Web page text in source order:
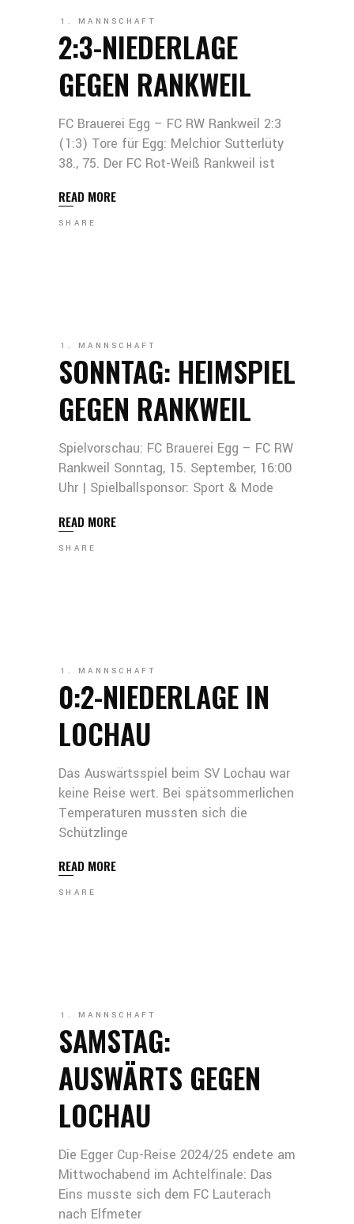
1. MANNSCHAFT
2:3-NIEDERLAGE
GEGEN RANKWEIL
FC Brauerei Egg – FC RW Rankweil 2:3
(1:3) Tore für Egg: Melchior Sutterlüty
38., 75. Der FC Rot-Weiß Rankweil ist
READ MORE
SHARE
1. MANNSCHAFT
SONNTAG: HEIMSPIEL
GEGEN RANKWEIL
Spielvorschau: FC Brauerei Egg – FC RW
Rankweil Sonntag, 15. September, 16:00
Uhr | Spielballsponsor: Sport & Mode
READ MORE
SHARE
1. MANNSCHAFT
0:2-NIEDERLAGE IN
LOCHAU
Das Auswärtsspiel beim SV Lochau war
keine Reise wert. Bei spätsommerlichen
Temperaturen mussten sich die
Schützlinge
READ MORE
SHARE
1. MANNSCHAFT
SAMSTAG:
AUSWÄRTS GEGEN
LOCHAU
Die Egger Cup-Reise 2024/25 endete am
Mittwochabend im Achtelfinale: Das
Eins musste sich dem FC Lauterach
nach Elfmeter